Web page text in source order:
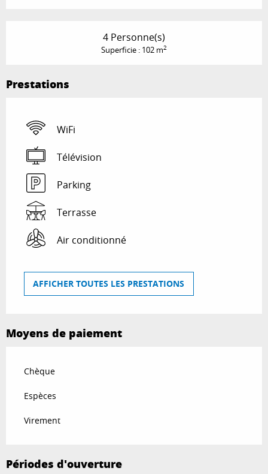
4 Personne(s)
Superficie : 102 m2
Prestations
WiFi
Télévision
Parking
Terrasse
Air conditionné
AFFICHER TOUTES LES PRESTATIONS
Moyens de paiement
Chèque
Espèces
Virement
Périodes d'ouverture